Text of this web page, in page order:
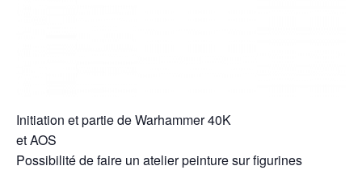
Initiation et partie de Warhammer 40K
et AOS
Possibilité de faire un atelier peinture sur figurines